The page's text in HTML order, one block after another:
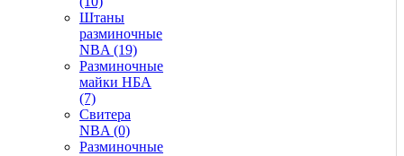
Штаны
разминочные
NBA (19)
Разминочные
майки НБА
(7)
Свитера
NBA (0)
Разминочные